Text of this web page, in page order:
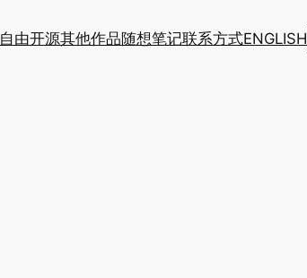
自由开源其他作品随想笔记联系方式ENGLISH